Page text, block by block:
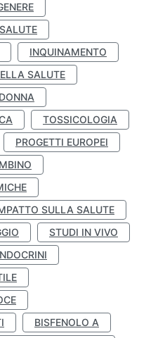
INQUINAMENTO
SALUTE
TOSSICOLOGIA
PROGETTI EUROPEI
SULLA SALUTE
STUDI IN VIVO
BISFENOLO A